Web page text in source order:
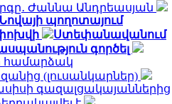
Ժաննա Անդրեասյան
պողոտայում
Ստեփանավանում
գործել
համարձակ
(լուսանկարներ)
գազալցակայաններից